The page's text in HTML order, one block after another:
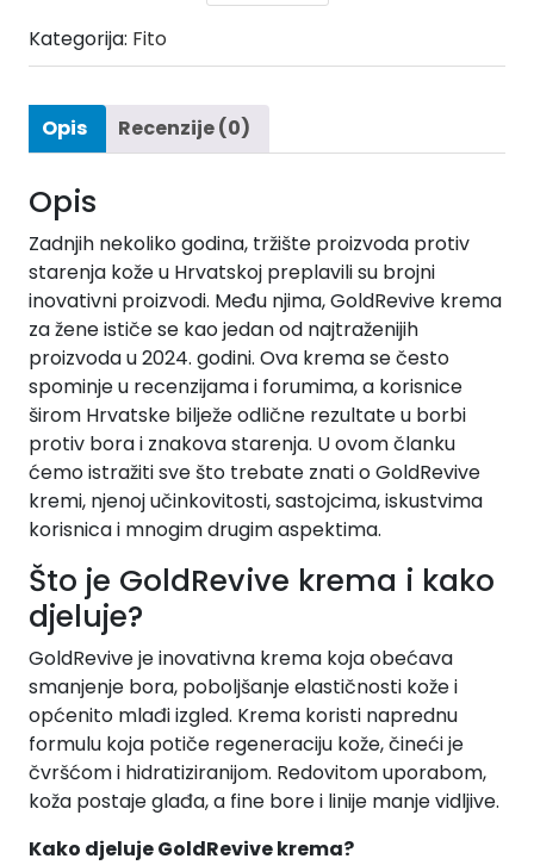
Kategorija: Fito
Opis Recenzije (0)
Opis
Zadnjih nekoliko godina, tržište proizvoda protiv
starenja kože u Hrvatskoj preplavili su brojni
inovativni proizvodi. Među njima, GoldRevive krema
za žene ističe se kao jedan od najtraženijih
proizvoda u 2024. godini. Ova krema se često
spominje u recenzijama i forumima, a korisnice
širom Hrvatske bilježe odlične rezultate u borbi
protiv bora i znakova starenja. U ovom članku
ćemo istražiti sve što trebate znati o GoldRevive
kremi, njenoj učinkovitosti, sastojcima, iskustvima
korisnica i mnogim drugim aspektima.
Što je GoldRevive krema i kako
djeluje?
GoldRevive je inovativna krema koja obećava
smanjenje bora, poboljšanje elastičnosti kože i
općenito mlađi izgled. Krema koristi naprednu
formulu koja potiče regeneraciju kože, čineći je
čvršćom i hidratiziranijom. Redovitom uporabom,
koža postaje glađa, a fine bore i linije manje vidljive.
Kako djeluje GoldRevive krema?